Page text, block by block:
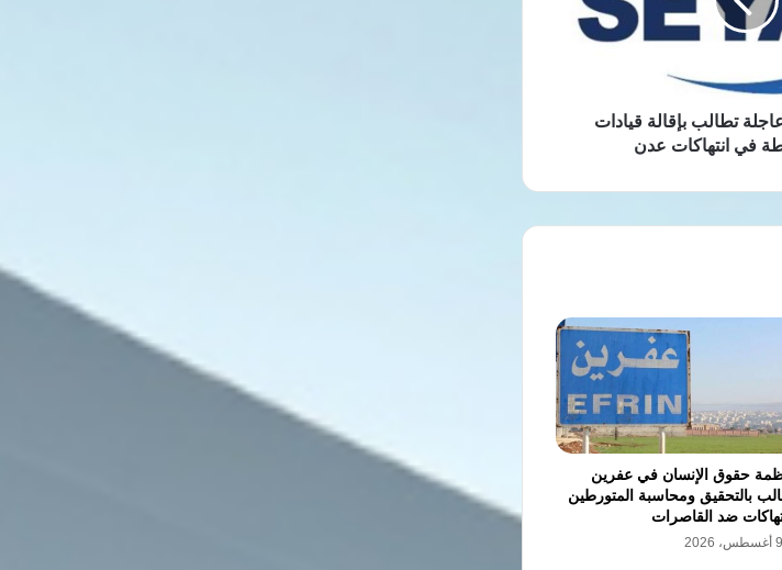
تطالب بإقالة قيادات
في انتهاكات عدن
حقوق الإنسان في عفرين
بالتحقيق ومحاسبة المتورطين
ضد القاصرات
9 أغسطس، 2026